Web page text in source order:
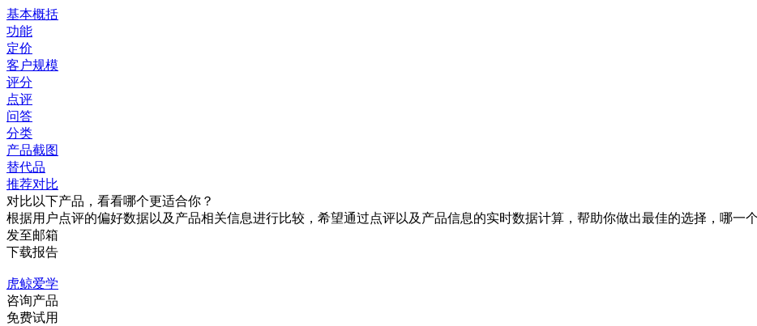
基本概括
功能
定价
客户规模
评分
点评
问答
分类
产品截图
替代品
推荐对比
对比以下产品，看看哪个更适合你？
根据用户点评的偏好数据以及产品相关信息进行比较，希望通过点评以及产品信息的实时数据计算，帮助你做出最佳的选择，哪一
发至邮箱
下载报告
虎鲸爱学
咨询产品
免费试用